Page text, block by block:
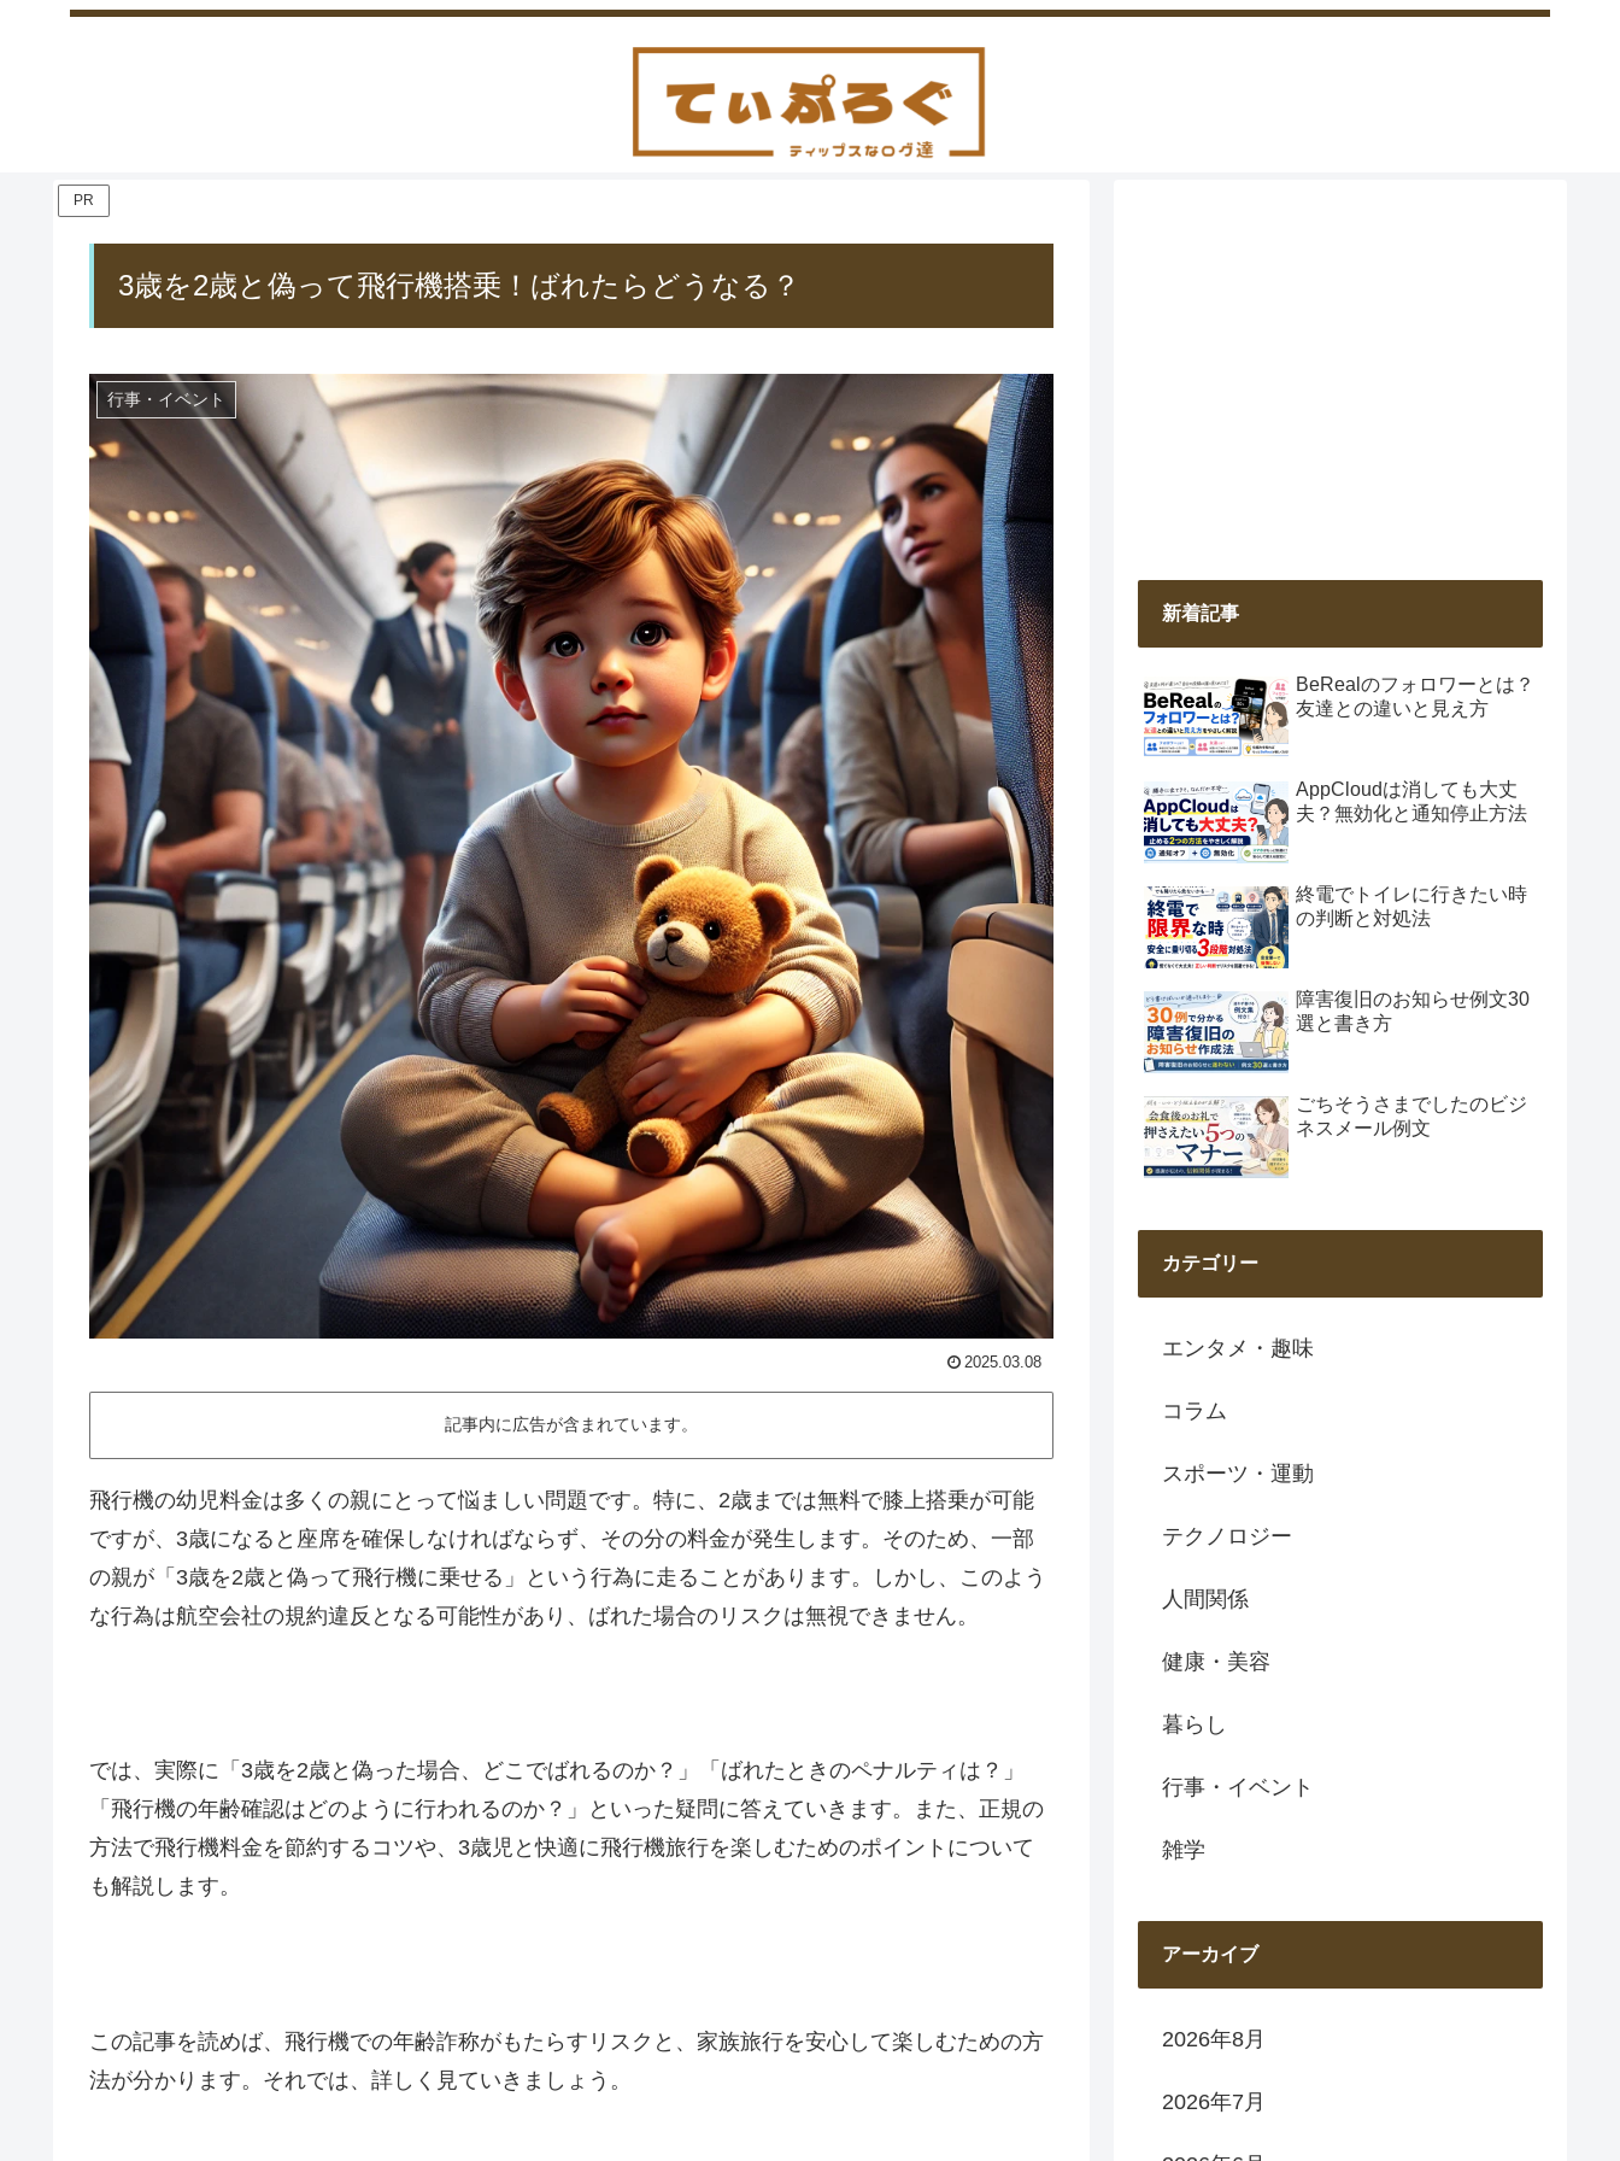
PR
3歳を2歳と偽って飛行機搭乗！ばれたらどうなる？
行事・イベント
2025.03.08
記事内に広告が含まれています。
飛行機の幼児料金は多くの親にとって悩ましい問題です。特に、2歳までは無料で膝上搭乗が可能
ですが、3歳になると座席を確保しなければならず、その分の料金が発生します。そのため、一部
の親が「3歳を2歳と偽って飛行機に乗せる」という行為に走ることがあります。しかし、このよう
な行為は航空会社の規約違反となる可能性があり、ばれた場合のリスクは無視できません。
では、実際に「3歳を2歳と偽った場合、どこでばれるのか？」「ばれたときのペナルティは？」
「飛行機の年齢確認はどのように行われるのか？」といった疑問に答えていきます。また、正規の
方法で飛行機料金を節約するコツや、3歳児と快適に飛行機旅行を楽しむためのポイントについて
も解説します。
この記事を読めば、飛行機での年齢詐称がもたらすリスクと、家族旅行を安心して楽しむための方
法が分かります。それでは、詳しく見ていきましょう。
新着記事
BeRealのフォロワーとは？
友達との違いと見え方
AppCloudは消しても大丈
夫？無効化と通知停止方法
終電でトイレに行きたい時
の判断と対処法
障害復旧のお知らせ例文30
選と書き方
ごちそうさまでしたのビジ
ネスメール例文
カテゴリー
エンタメ・趣味
コラム
スポーツ・運動
テクノロジー
人間関係
健康・美容
暮らし
行事・イベント
雑学
アーカイブ
2026年8月
2026年7月